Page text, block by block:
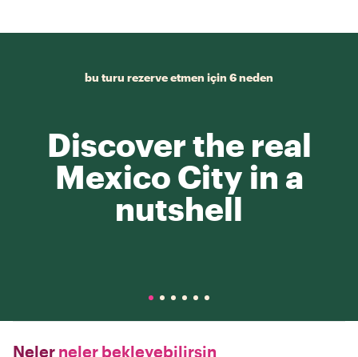
bu turu rezerve etmen için 6 neden
Discover the real
Mexico City in a
nutshell
Neler neler bekleyebilirsin